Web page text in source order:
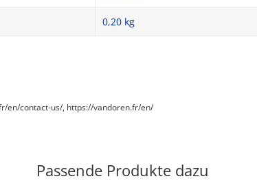
0,20 kg
en/contact-us/, https://vandoren.fr/en/
Passende Produkte dazu